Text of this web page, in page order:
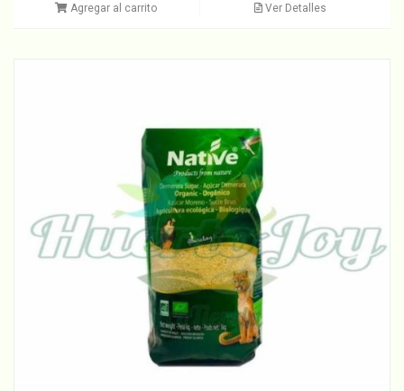
Agregar al carrito Ver Detalles